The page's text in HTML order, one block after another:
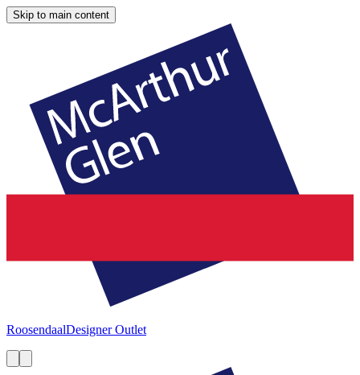
Skip to main content
RoosendaalDesigner Outlet